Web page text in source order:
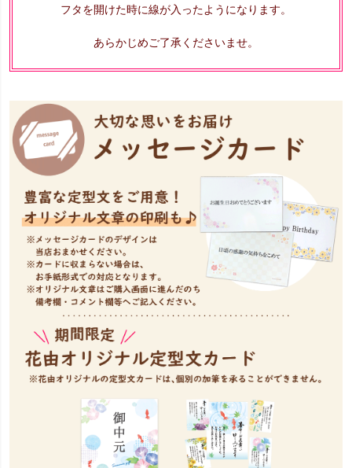
フタを開けた時に線が入ったようになります。
あらかじめご了承くださいませ。